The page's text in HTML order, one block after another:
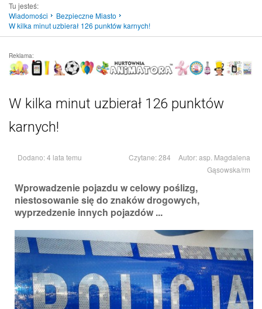
Tu jesteś:
Wiadomości
Bezpieczne Miasto
W kilka minut uzbierał 126 punktów karnych!
Reklama:
W kilka minut uzbierał 126 punktów
karnych!
Dodano: 4 lata temu Czytane: 284 Autor:asp. Magdalena
Gąsowska/rm
Wprowadzenie pojazdu w celowy poślizg,
niestosowanie się do znaków drogowych,
wyprzedzenie innych pojazdów ...